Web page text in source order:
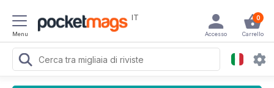
Menu
IT 0
Carrello
Accesso